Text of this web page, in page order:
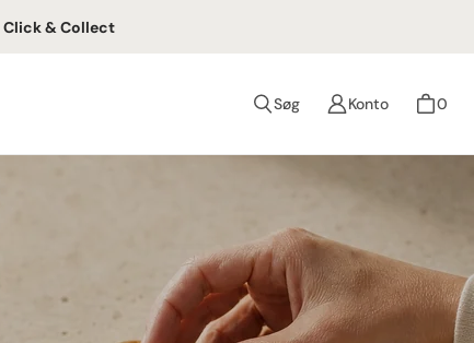
Click & Collect
Søg Konto 0